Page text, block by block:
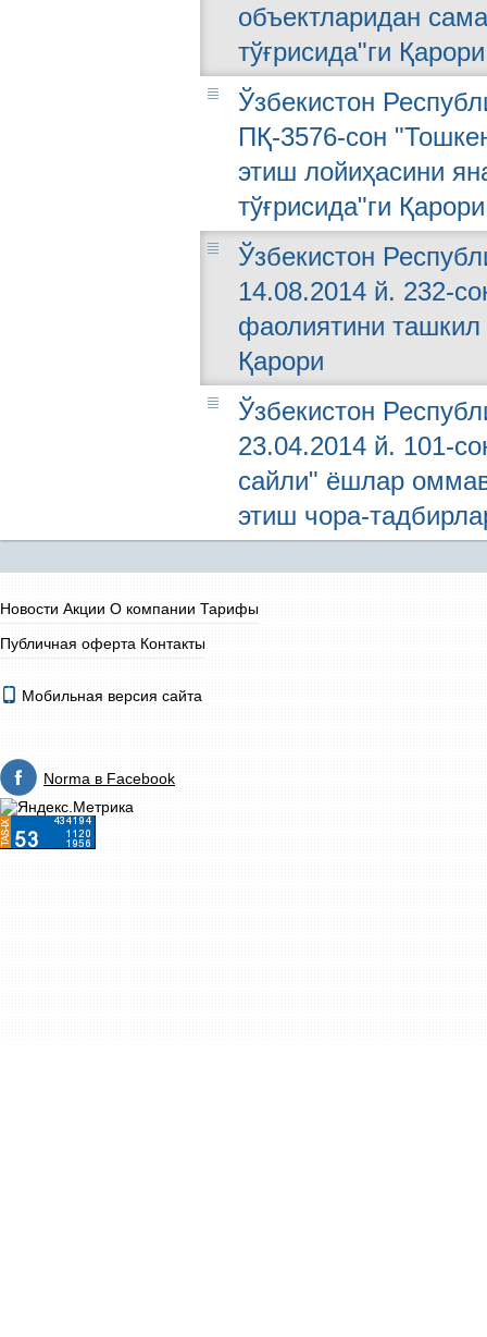
объектларидан
тўғрисида"ги Қарори
Ўзбекистон
ПҚ-3576-сон
этиш лойиҳасини
тўғрисида"ги Қарори
Ўзбекистон
14.08.2014 й. 232-
фаолиятини ташкил
Қарори
Ўзбекистон
23.04.2014 й. 101-
сайли" ёшлар
этиш чора-
Новости Акции О компании Тарифы
Публичная оферта Контакты
Мобильная версия сайта
Norma в Facebook